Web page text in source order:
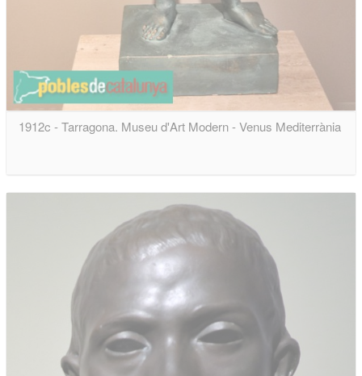
1912c - Tarragona. Museu d'Art Modern - Venus Mediterrània